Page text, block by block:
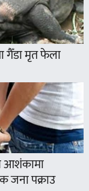
गैँडा मृत फेला
आशंकामा
जना पक्राउ